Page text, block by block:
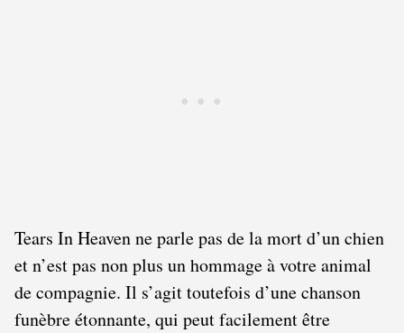
Tears In Heaven ne parle pas de la mort d’un chien
et n’est pas non plus un hommage à votre animal
de compagnie. Il s’agit toutefois d’une chanson
funèbre étonnante, qui peut facilement être